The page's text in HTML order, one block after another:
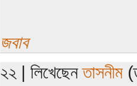
জবাব
২২ | লিখেছেনতাসনীম